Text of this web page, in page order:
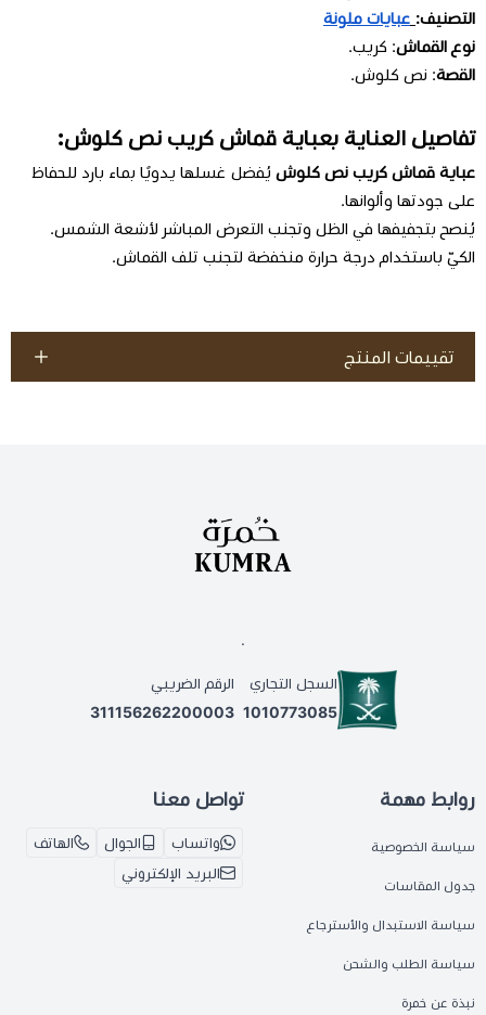
التصنيف: عبايات ملونة
نوع القماش: كريب.
القصة: نص كلوش.
تفاصيل العناية بعباية قماش كريب نص كلوش:
عباية قماش كريب نص كلوش يُفضل غسلها يدويًا بماء بارد للحفاظ
على جودتها وألوانها.
يُنصح بتجفيفها في الظل وتجنب التعرض المباشر لأشعة الشمس.
الكيّ باستخدام درجة حرارة منخفضة لتجنب تلف القماش.
تقييمات المنتج
السجل التجاري
1010773085
الرقم الضريبي
311156262200003
روابط مهمة
سياسة الخصوصية
جدول المقاسات
سياسة الاستبدال والأسترجاع
سياسة الطلب والشحن
نبذة عن خمرة
تواصل معنا
واتساب الجوال
الهاتف
البريد الإلكتروني